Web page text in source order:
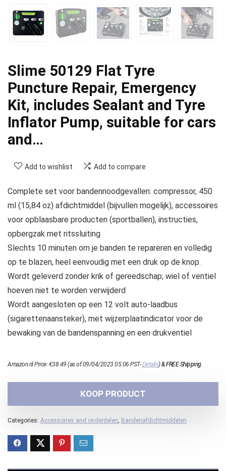
Slime 50129 Flat Tyre
Puncture Repair, Emergency
Kit, includes Sealant and Tyre
Inflator Pump, suitable for cars
and…
Add to wishlist Add to compare
Complete set voor bandennoodgevallen: compressor, 450
ml (15,84 oz) afdichtmiddel (bijvullen mogelijk), accessoires
voor opblaasbare producten (sportballen), instructies,
opbergzak met ritssluiting
Slechts 10 minuten om je banden te repareren en volledig
op te blazen, heel eenvoudig met een druk op de knop.
Wordt geleverd zonder krik of gereedschap; wiel of ventiel
hoeven niet te worden verwijderd
Wordt aangesloten op een 12 volt auto-laadbus
(sigarettenaansteker), met wijzerplaatindicator voor de
bewaking van de bandenspanning en een drukventiel
Amazon.nl Price:€38.49 (as of 09/04/2023 05:06 PST-Details)&FREE Shipping.
KOOP PRODUCT
Categories: Accessoires and onderdelen Bandenafdichtmiddelen